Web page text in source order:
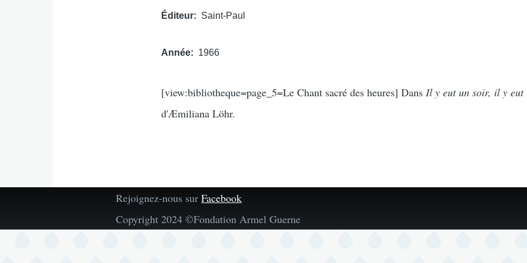
Éditeur Saint-Paul
Année 1966
[view:bibliotheque=page_5=Le Chant sacré des heures] DansIl y eut un soir, il y eut
d'Æmiliana Löhr.
Rejoignez-nous surFacebook
Copyright 2024 ©Fondation Armel Guerne